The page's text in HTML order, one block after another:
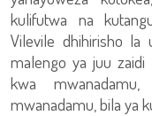
kulifutwa na
Vilevile dhihirisho la
malengo ya juu zaidi
kwa
mwanadamu, bila ya